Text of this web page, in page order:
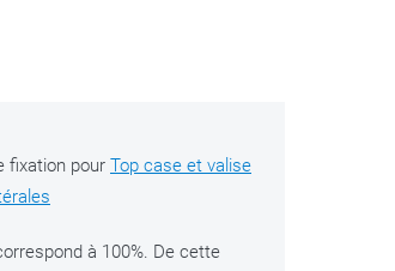
fixation pour Top case et valise
à 100%. De cette